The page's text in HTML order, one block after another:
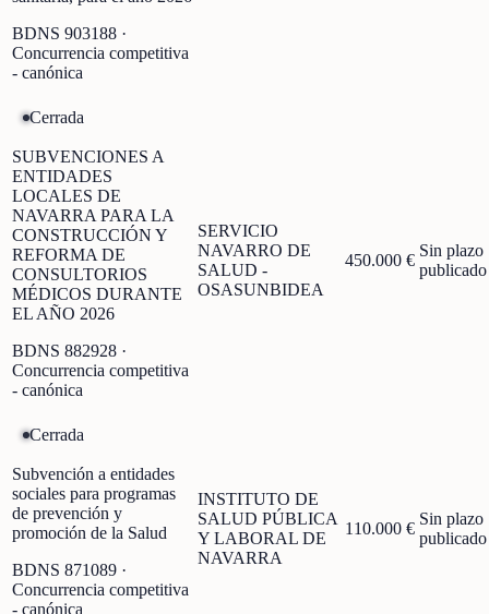
BDNS 903188 ·
Concurrencia competitiva
- canónica
Cerrada
SUBVENCIONES A
ENTIDADES
LOCALES DE
NAVARRA PARA LA
CONSTRUCCIÓN Y
REFORMA DE
CONSULTORIOS
MÉDICOS DURANTE
EL AÑO 2026
BDNS 882928 ·
Concurrencia competitiva
- canónica
SERVICIO
NAVARRO DE
SALUD -
OSASUNBIDEA
450.000 €
Sin plazo
publicado
Cerrada
Subvención a entidades
sociales para programas
de prevención y
promoción de la Salud
BDNS 871089 ·
Concurrencia competitiva
- canónica
INSTITUTO DE
SALUD PÚBLICA
Y LABORAL DE
NAVARRA
110.000 €
Sin plazo
publicado